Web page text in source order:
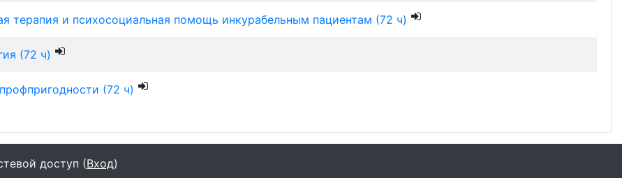
терапия и психосоциальная помощь инкурабельным пациентам (72 ч)
(72 ч)
(72 ч)
доступ (Вход)